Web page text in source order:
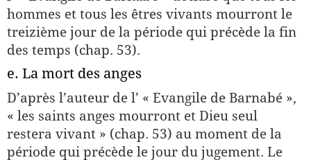
hommes et tous les êtres vivants mourront le
treizième jour de la période qui précède la fin
des temps (chap. 53).
e. La mort des anges
D’après l’auteur de l’ « Evangile de Barnabé »,
« les saints anges mourront et Dieu seul
restera vivant » (chap. 53) au moment de la
période qui précède le jour du jugement. Le